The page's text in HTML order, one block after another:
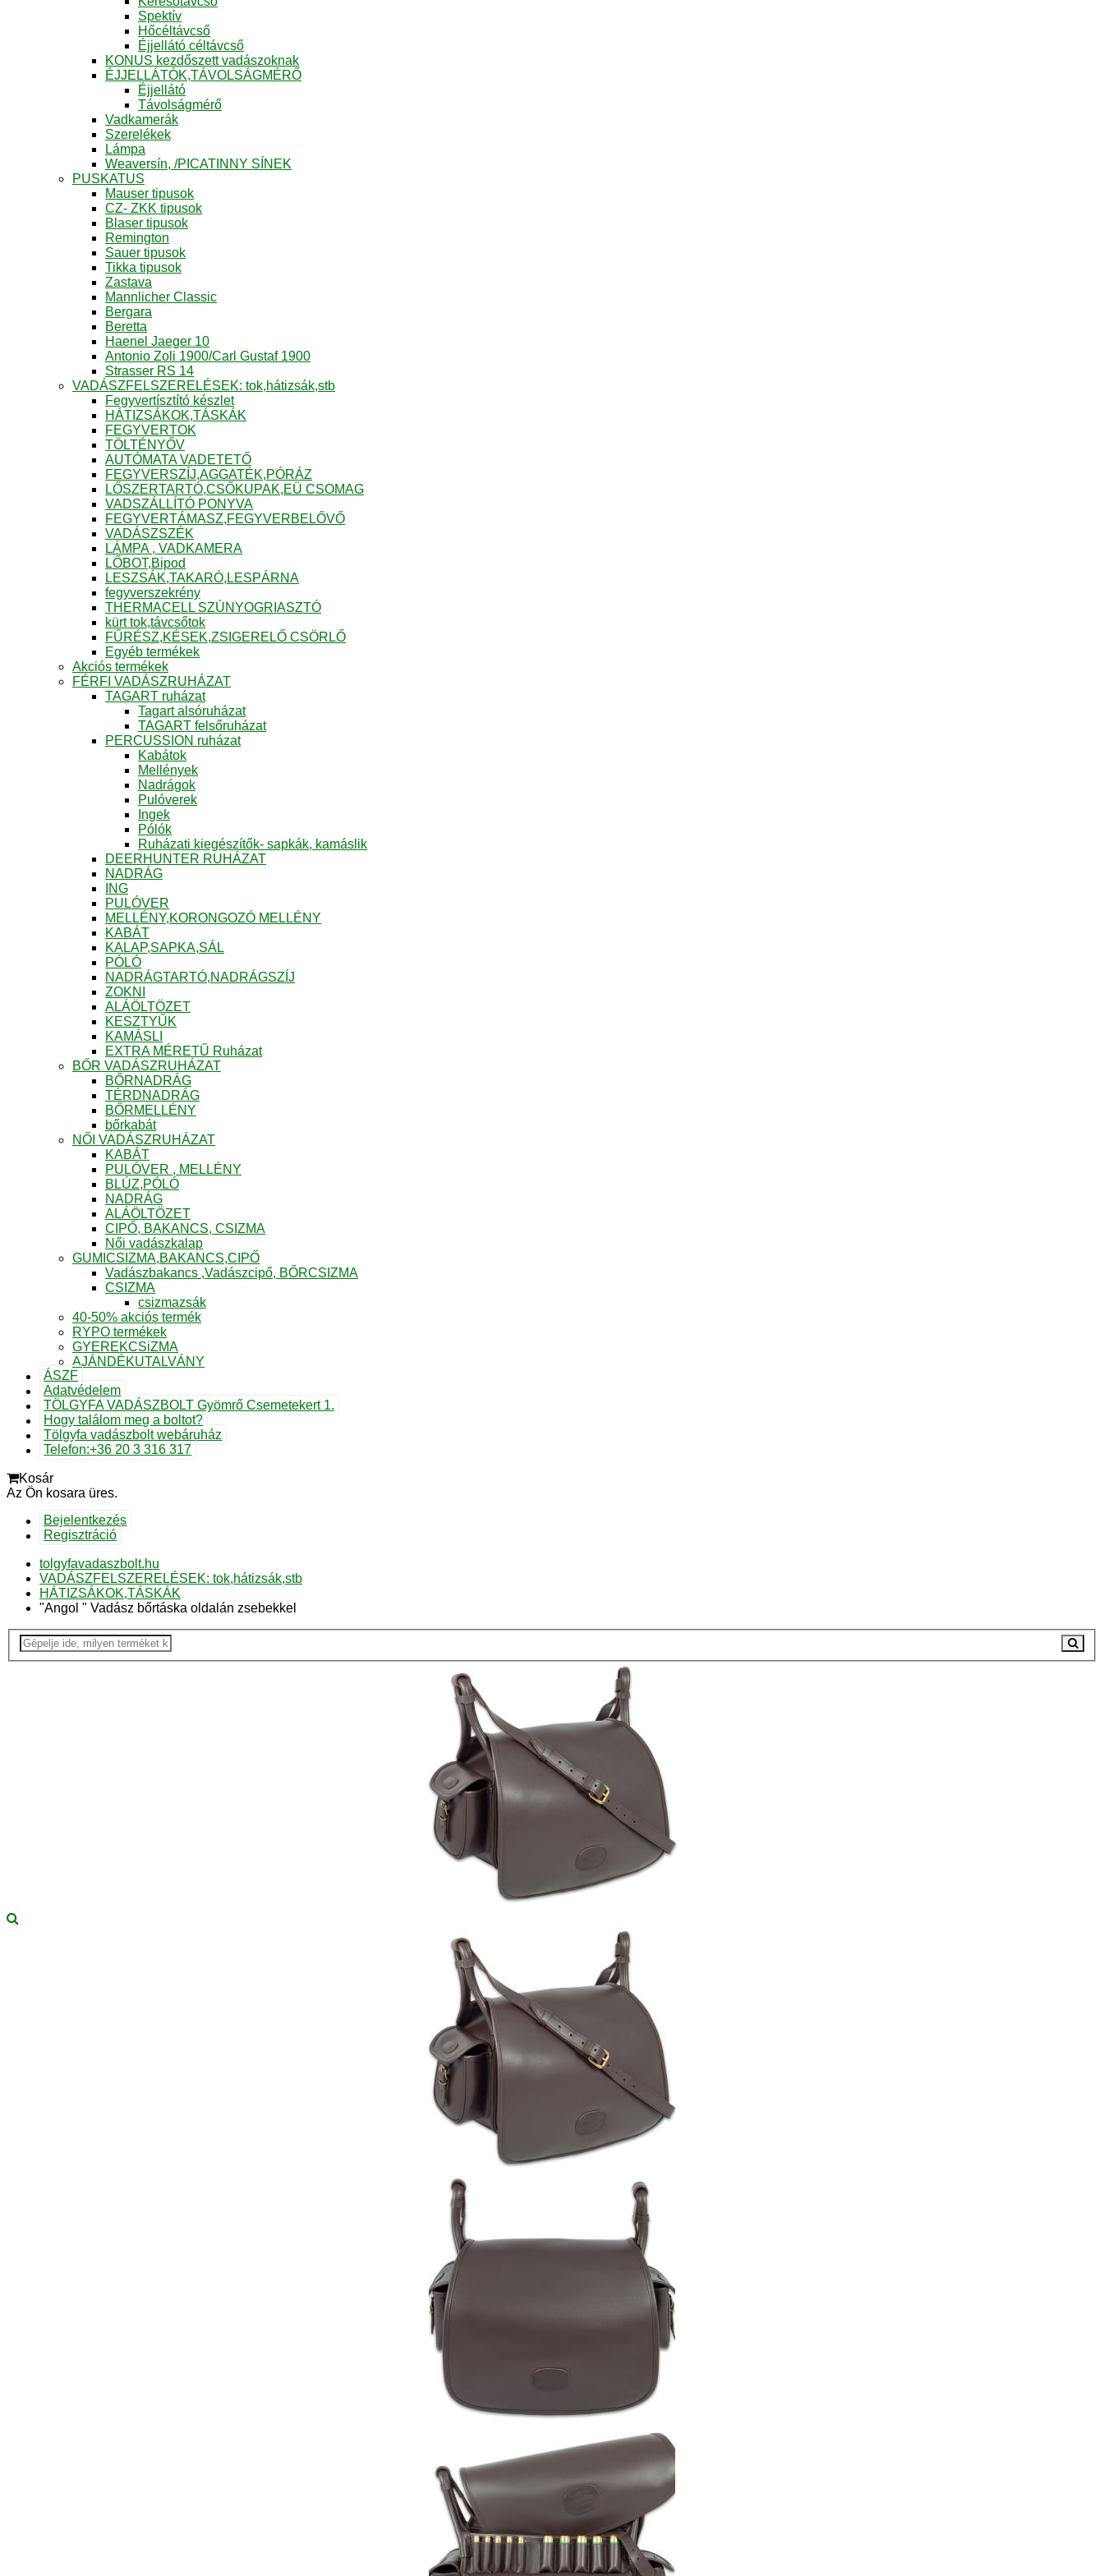
Spektív
Hőcéltávcső
Éjjellátó céltávcső
KONUS kezdőszett vadászoknak
ÉJJELLÁTÓK,TÁVOLSÁGMÉRŐ
Éjjellátó
Távolságmérő
Vadkamerák
Szerelékek
Lámpa
Weaversín, /PICATINNY SÍNEK
PUSKATUS
Mauser tipusok
CZ- ZKK tipusok
Blaser tipusok
Remington
Sauer tipusok
Tikka tipusok
Zastava
Mannlicher Classic
Bergara
Beretta
Haenel Jaeger 10
Antonio Zoli 1900/Carl Gustaf 1900
Strasser RS 14
VADÁSZFELSZERELÉSEK: tok,hátizsák,stb
Fegyvertísztító készlet
HÁTIZSÁKOK,TÁSKÁK
FEGYVERTOK
TÖLTÉNYŐV
AUTÓMATA VADETETŐ
FEGYVERSZÍJ,AGGATÉK,PÓRÁZ
LŐSZERTARTÓ,CSŐKUPAK,EÜ CSOMAG
VADSZÁLLÍTÓ PONYVA
FEGYVERTÁMASZ,FEGYVERBELŐVŐ
VADÁSZSZÉK
LÁMPA , VADKAMERA
LŐBOT,Bipod
LESZSÁK,TAKARÓ,LESPÁRNA
fegyverszekrény
THERMACELL SZÚNYOGRIASZTÓ
kürt tok,távcsőtok
FŰRÉSZ,KÉSEK,ZSIGERELŐ CSÖRLŐ
Egyéb termékek
Akciós termékek
FÉRFI VADÁSZRUHÁZAT
TAGART ruházat
Tagart alsóruházat
TAGART felsőruházat
PERCUSSION ruházat
Kabátok
Mellények
Nadrágok
Pulóverek
Ingek
Pólók
Ruházati kiegészítők- sapkák, kamáslik
DEERHUNTER RUHÁZAT
NADRÁG
ING
PULÓVER
MELLÉNY,KORONGOZÓ MELLÉNY
KABÁT
KALAP,SAPKA,SÁL
PÓLÓ
NADRÁGTARTÓ,NADRÁGSZÍJ
ZOKNI
ALÁÖLTÖZET
KESZTYŰK
KAMÁSLI
EXTRA MÉRETŰ Ruházat
BŐR VADÁSZRUHÁZAT
BŐRNADRÁG
TÉRDNADRÁG
BŐRMELLÉNY
bőrkabát
NŐI VADÁSZRUHÁZAT
KABÁT
PULÓVER , MELLÉNY
BLÚZ,PÓLÓ
NADRÁG
ALÁÖLTÖZET
CIPŐ, BAKANCS, CSIZMA
Női vadászkalap
GUMICSIZMA,BAKANCS,CIPŐ
Vadászbakancs ,Vadászcipő, BŐRCSIZMA
CSIZMA
csizmazsák
40-50% akciós termék
RYPO termékek
GYEREKCSiZMA
AJÁNDÉKUTALVÁNY
ÁSZF
Adatvédelem
TÖLGYFA VADÁSZBOLT Gyömrő Csemetekert 1.
Hogy találom meg a boltot?
Tölgyfa vadászbolt webáruház
Telefon:+36 20 3 316 317
Kosár
Az Ön kosara üres.
Bejelentkezés
Regisztráció
tolgyfavadaszbolt.hu
VADÁSZFELSZERELÉSEK: tok,hátizsák,stb
HÁTIZSÁKOK,TÁSKÁK
"Angol " Vadász bőrtáska oldalán zsebekkel